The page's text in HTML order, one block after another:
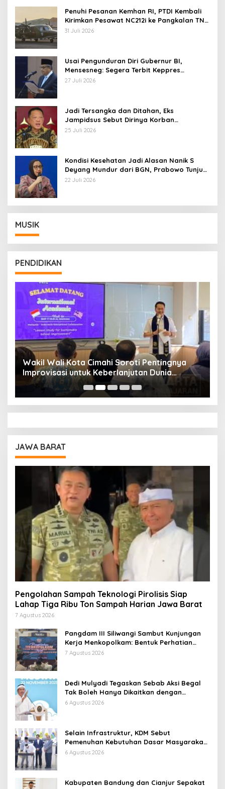
Penuhi Pesanan Kemhan RI, PTDI Kembali
Kirimkan Pesawat NC212i ke Pangkalan TNI
AU
31 Juli 2026
Usai Pengunduran Diri Gubernur BI,
Mensesneg: Segera Terbit Keppres
Pemberhentian dengan Hormat
27 Juli 2026
Jadi Tersangka dan Ditahan, Eks
Jampidsus Sebut Dirinya Korban
Kriminalisasi
25 Juli 2026
Kondisi Kesehatan Jadi Alasan Nanik S
Deyang Mundur dari BGN, Prabowo Tunjuk
Wamentan Sudaryono
22 Juli 2026
MUSIK
PENDIDIKAN
Wakil Wali Kota Cimahi Soroti Pentingnya
Improvisasi untuk Keberlanjutan Dunia
Pendidikan
JAWA BARAT
Pengolahan Sampah Teknologi Pirolisis Siap
Lahap Tiga Ribu Ton Sampah Harian Jawa Barat
7 Agustus 2026
Pangdam III Siliwangi Sambut Kunjungan
Kerja Menkopolkam: Bentuk Perhatian
Pemerintah
7 Agustus 2026
Dedi Mulyadi Tegaskan Sebab Aksi Begal
Tak Boleh Hanya Dikaitkan dengan
Ekonomi
6 Agustus 2026
Selain Infrastruktur, KDM Sebut
Pemenuhan Kebutuhan Dasar Masyarakat
Jadi Fokus APBD Jabar 2027
6 Agustus 2026
Kabupaten Bandung dan Cianjur Sepakat